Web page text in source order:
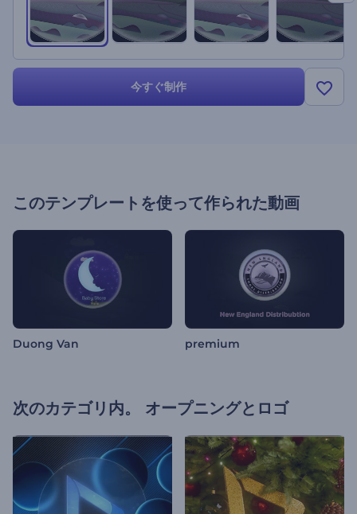
今すぐ制作
このテンプレートを使って作られた動画
Duong Van premium
次のカテゴリ内。 オープニングとロゴ